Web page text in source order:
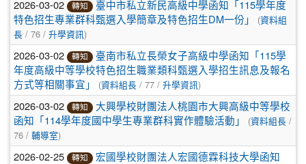
2026-03-02 轉知
臺中市私立新民高級中學函知「115學年度
特色招生專業群科甄選入學簡章及特色招生DM一份」
(資料組
長 / 76 / 升學資訊)
2026-03-02 轉知
臺南市私立長榮女子高級中學函知「115學
年度高級中等學校特色招生職業類科甄選入學招生訊息及報名
方式等相關事宜」
(資料組長 / 77 / 升學資訊)
2026-03-02 轉知
大興學校財團法人桃園市大興高級中等學校
函知「114學年度國中學生專業群科實作體驗活動」
(資料組長 /
76 / 輔導室)
2026-02-25 轉知
宏國學校財團法人宏國德霖科技大學函知